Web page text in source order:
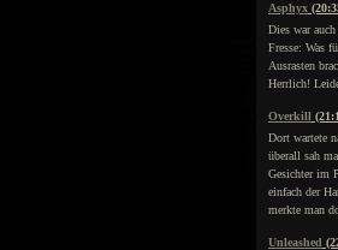
Asphyx
Dies war
Fresse: Was
Ausrasten
Herrlich!
Overkill
Dort wartete
überall sah
Gesichter im
einfach der
merkte man
Unleashed